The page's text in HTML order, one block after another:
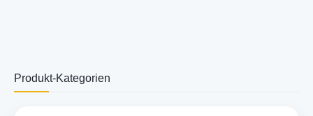
Produkt-Kategorien